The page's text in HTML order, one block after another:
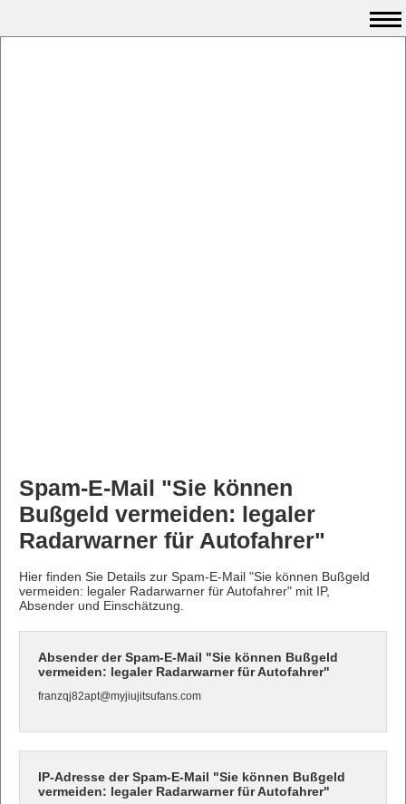
Spam-E-Mail "Sie können
Bußgeld vermeiden: legaler
Radarwarner für Autofahrer"
Hier finden Sie Details zur Spam-E-Mail "Sie können Bußgeld
vermeiden: legaler Radarwarner für Autofahrer" mit IP,
Absender und Einschätzung.
Absender der Spam-E-Mail "Sie können Bußgeld
vermeiden: legaler Radarwarner für Autofahrer"
franzqj82apt@myjiujitsufans.com
IP-Adresse der Spam-E-Mail "Sie können Bußgeld
vermeiden: legaler Radarwarner für Autofahrer"